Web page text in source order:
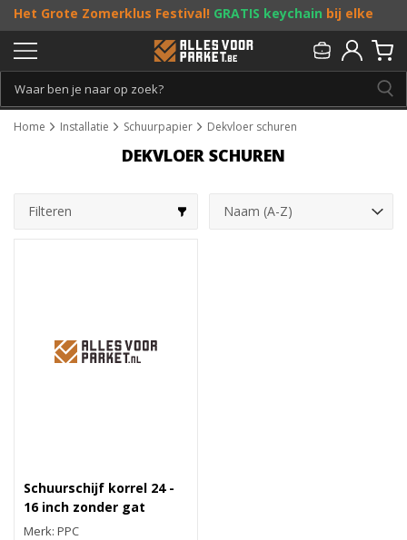
Het Grote Zomerklus Festival! GRATIS keychain bij elke
bestelling vanaf €25, entoffe acties! Doe je mee?
Persoonlijk & gratis advies:013 - 207 00 01
Home Installatie Schuurpapier Dekvloer schuren
DEKVLOER SCHUREN
Filteren
Schuurschijf korrel 24 -
16 inch zonder gat
Merk: PPC